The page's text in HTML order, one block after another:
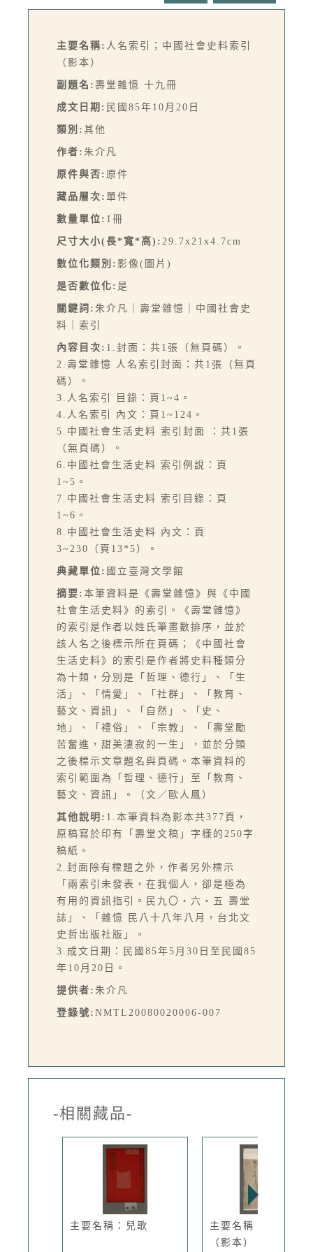
主要名稱: 人名索引；中國社會史料索引
（影本）
副題名: 壽堂雜憶 十九冊
成文日期: 民國85年10月20日
類別: 其他
作者: 朱介凡
原件與否: 原件
藏品層次: 單件
數量單位: 1冊
尺寸大小(長*寬*高): 29.7x21x4.7cm
數位化類別: 影像(圖片)
是否數位化: 是
關鍵詞: 朱介凡｜壽堂雜憶｜中國社會史
料｜索引
內容目次: 1.封面：共1張（無頁碼）。
2.壽堂雜憶 人名索引封面：共1張（無頁
碼）。
3.人名索引 目錄：頁1~4。
4.人名索引 內文：頁1~124。
5.中國社會生活史料 索引封面 ：共1張
（無頁碼）。
6.中國社會生活史料 索引例說：頁
1~5。
7.中國社會生活史料 索引目錄：頁
1~6。
8.中國社會生活史料 內文：頁
3~230（頁13*5）。
典藏單位: 國立臺灣文學館
摘要: 本筆資料是《壽堂雜憶》與《中國
社會生活史料》的索引。《壽堂雜憶》
的索引是作者以姓氏筆畫數排序，並於
該人名之後標示所在頁碼；《中國社會
生活史料》的索引是作者將史料種類分
為十類，分別是「哲理、德行」、「生
活」、「情愛」、「社群」、「教育、
藝文、資訊」、「自然」、「史、
地」、「禮俗」、「宗教」、「壽堂勵
苦奮進，甜美淒寂的一生」，並於分類
之後標示文章題名與頁碼。本筆資料的
索引範圍為「哲理、德行」至「教育、
藝文、資訊」。（文／歐人鳳）
其他說明: 1.本筆資料為影本共377頁，
原稿寫於印有「壽堂文稿」字樣的250字
稿紙。
2.封面除有標題之外，作者另外標示
「兩索引未發表，在我個人，卻是極為
有用的資訊指引。民九〇・六・五 壽堂
誌」、「雜憶 民八十八年八月，台北文
史哲出版社版」。
3.成文日期：民國85年5月30日至民國85
年10月20日。
提供者: 朱介凡
登錄號: NMTL20080020006-007
-相關藏品-
主要名稱：兒歌
主要名稱：湘子河畔
（影本）